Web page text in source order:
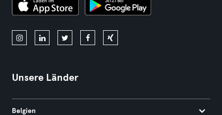
Unsere Länder
Belgien